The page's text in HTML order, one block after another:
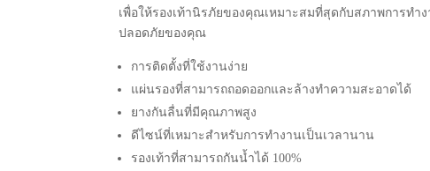
เพื่อให้รองเท้านิรภัยของคุณเหมาะสมที่สุดกับสภาพการท
ปลอดภัยของคุณ
การติดตั้งที่ใช้งานง่าย
แผ่นรองที่สามารถถอดออกและล้างทำความสะอาดได้
ยางกันลื่นที่มีคุณภาพสูง
ดีไซน์ที่เหมาะสำหรับการทำงานเป็นเวลานาน
รองเท้าที่สามารถกันน้ำได้ 100%